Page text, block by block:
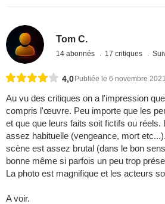
Tom C.
14 abonnés 17 critiques
4,0Publiée le 6 novembre 2021
Au vu des critiques on a l'impression
compris l'œuvre. Peu importe que les
et que que leurs faits soit fictifs ou réels.
assez habituelle (vengeance, mort
scène est assez brutal (dans le bon
bonne même si parfois un peu trop
La photo est magnifique et les acteurs
A voir.